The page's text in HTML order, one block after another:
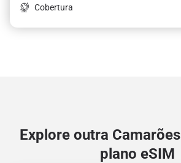
Cobertura
Explore outra Camarões
plano eSIM